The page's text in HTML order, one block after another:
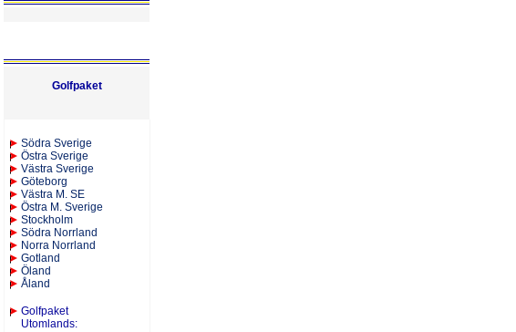
Golfpaket
Södra Sverige
Östra Sverige
Västra Sverige
Göteborg
Västra M. SE
Östra M. Sverige
Stockholm
Södra Norrland
Norra Norrland
Gotland
Öland
Åland
Golfpaket
Utomlands: